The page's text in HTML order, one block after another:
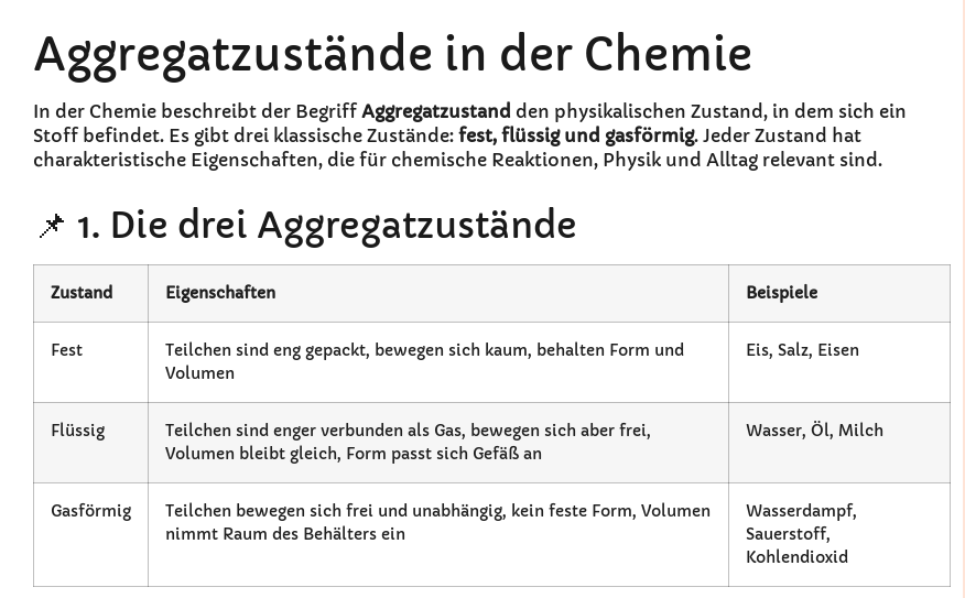
Aggregatzustände in der Chemie
In der Chemie beschreibt der Begriff Aggregatzustand den physikalischen Zustand, in dem sich ein
Stoff befindet. Es gibt drei klassische Zustände: fest, flüssig und gasförmig. Jeder Zustand hat
charakteristische Eigenschaften, die für chemische Reaktionen, Physik und Alltag relevant sind.
📌 1. Die drei Aggregatzustände
Zustand Eigenschaften Beispiele
Fest
Teilchen sind eng gepackt, bewegen sich kaum, behalten Form und
Volumen
Eis, Salz, Eisen
Flüssig
Teilchen sind enger verbunden als Gas, bewegen sich aber frei,
Volumen bleibt gleich, Form passt sich Gefäß an
Wasser, Öl, Milch
Gasförmig
Teilchen bewegen sich frei und unabhängig, kein feste Form, Volumen
nimmt Raum des Behälters ein
Wasserdampf,
Sauerstoff,
Kohlendioxid